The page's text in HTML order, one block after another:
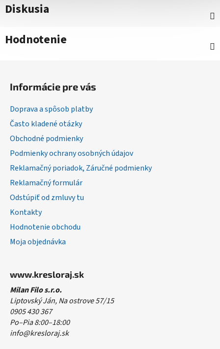
Diskusia
Hodnotenie
Informácie pre vás
Doprava a spôsob platby
Často kladené otázky
Obchodné podmienky
Podmienky ochrany osobných údajov
Reklamačný poriadok, Záručné podmienky
Reklamačný formulár
Odstúpiť od zmluvy tu
Kontakty
Hodnotenie obchodu
Moja objednávka
www.kresloraj.sk
Milan Filo s.r.o.
Liptovský Ján, Na ostrove 57/15
0905 430 367
Po–Pia 8:00–18:00
info@kresloraj.sk